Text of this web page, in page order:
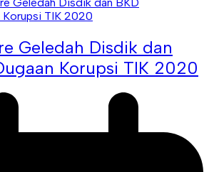
Geledah Disdik dan
Korupsi TIK 2020